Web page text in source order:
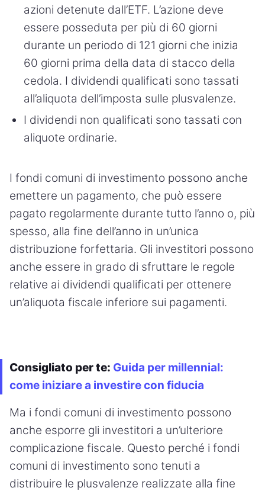
azioni detenute dall’ETF. L’azione deve
essere posseduta per più di 60 giorni
durante un periodo di 121 giorni che inizia
60 giorni prima della data di stacco della
cedola. I dividendi qualificati sono tassati
all’aliquota dell’imposta sulle plusvalenze.
I dividendi non qualificati sono tassati con
aliquote ordinarie.
I fondi comuni di investimento possono anche
emettere un pagamento, che può essere
pagato regolarmente durante tutto l’anno o, più
spesso, alla fine dell’anno in un’unica
distribuzione forfettaria. Gli investitori possono
anche essere in grado di sfruttare le regole
relative ai dividendi qualificati per ottenere
un’aliquota fiscale inferiore sui pagamenti.
Consigliato per te: Guida per millennial:
come iniziare a investire con fiducia
Ma i fondi comuni di investimento possono
anche esporre gli investitori a un’ulteriore
complicazione fiscale. Questo perché i fondi
comuni di investimento sono tenuti a
distribuire le plusvalenze realizzate alla fine